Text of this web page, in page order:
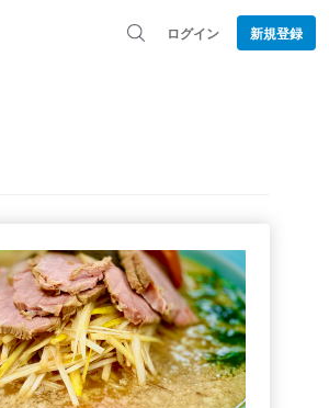
ログイン 新規登録